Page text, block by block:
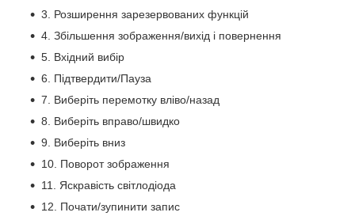
3. Розширення зарезервованих функцій
4. Збільшення зображення/вихід і повернення
5. Вхідний вибір
6. Підтвердити/Пауза
7. Виберіть перемотку вліво/назад
8. Виберіть вправо/швидко
9. Виберіть вниз
10. Поворот зображення
11. Яскравість світлодіода
12. Почати/зупинити запис